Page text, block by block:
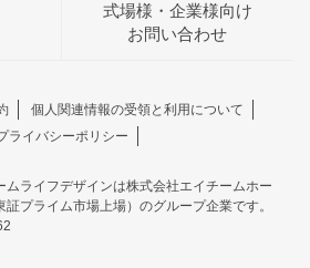
式場様・企業様向け
お問い合わせ
個人関連情報の受領と利用について
ライバシーポリシー
ムライフデザインは株式会社エイチームホー
証プライム市場上場）のグループ企業です。